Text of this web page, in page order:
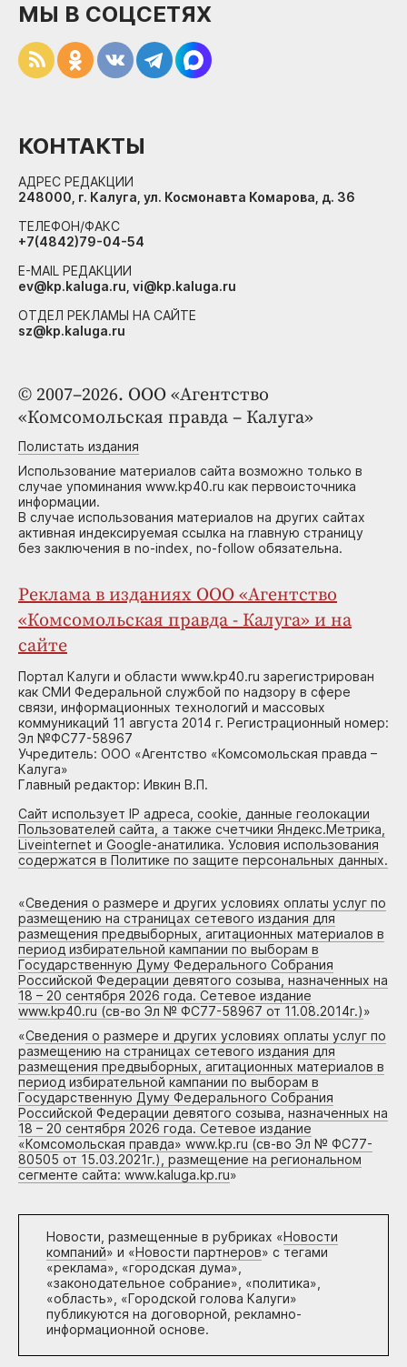
© 2007–2026. ООО «Агентство
«Комсомольская правда – Калуга»
Полистать издания
Использование материалов сайта возможно только в
случае упоминания www.kp40.ru как первоисточника
информации.
В случае использования материалов на других сайтах
активная индексируемая ссылка на главную страницу
без заключения в no-index, no-follow обязательна.
Реклама в изданиях ООО «Агентство
«Комсомольская правда - Калуга» и на
сайте
Портал Калуги и области www.kp40.ru зарегистрирован
как СМИ Федеральной службой по надзору в сфере
связи, информационных технологий и массовых
коммуникаций 11 августа 2014 г. Регистрационный номер:
Эл №ФС77-58967
Учредитель: ООО «Агентство «Комсомольская правда –
Калуга»
Главный редактор: Ивкин В.П.
Сайт использует IP адреса, cookie, данные геолокации
Пользователей сайта, а также счетчики Яндекс.Метрика,
Liveinternet и Google-анатилика. Условия использования
содержатся в Политике по защите персональных данных.
«Сведения о размере и других условиях оплаты услуг по
размещению на страницах сетевого издания для
размещения предвыборных, агитационных материалов в
период избирательной кампании по выборам в
Государственную Думу Федерального Собрания
Российской Федерации девятого созыва, назначенных на
18 – 20 сентября 2026 года. Сетевое издание
www.kp40.ru (св-во Эл № ФС77-58967 от 11.08.2014г.)»
«Сведения о размере и других условиях оплаты услуг по
размещению на страницах сетевого издания для
размещения предвыборных, агитационных материалов в
период избирательной кампании по выборам в
Государственную Думу Федерального Собрания
Российской Федерации девятого созыва, назначенных на
18 – 20 сентября 2026 года. Сетевое издание
«Комсомольская правда» www.kp.ru (св-во Эл № ФС77-
80505 от 15.03.2021г.), размещение на региональном
сегменте сайта: www.kaluga.kp.ru»
Новости, размещенные в рубриках «Новости
компаний» и «Новости партнеров» с тегами
«реклама», «городская дума»,
«законодательное собрание», «политика»,
«область», «Городской голова Калуги»
публикуются на договорной, рекламно-
информационной основе.
МЫ В СОЦСЕТЯХ
КОНТАКТЫ
АДРЕС РЕДАКЦИИ
248000, г. Калуга, ул. Космонавта Комарова, д. 36
ТЕЛЕФОН/ФАКС
+7(4842)79-04-54
E-MAIL РЕДАКЦИИ
ev@kp.kaluga.ru, vi@kp.kaluga.ru
ОТДЕЛ РЕКЛАМЫ НА САЙТЕ
sz@kp.kaluga.ru